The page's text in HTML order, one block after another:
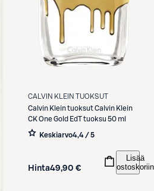
CALVIN KLEIN TUOKSUT
Calvin Klein tuoksutCalvin Klein
CK One Gold EdT tuoksu 50 ml
Keskiarvo4,4 / 5
Hinta49,90 €
Lisää
ostoskoriin